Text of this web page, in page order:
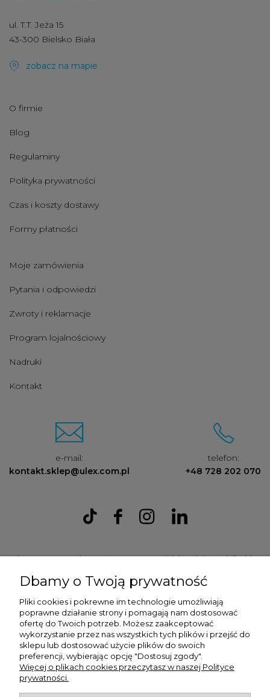
ul. T.T. Jeża 15
43-300 Bielsko Biała
zobacz na mapie
O firmie
Blog
Regulaminy
Polityka prywatności
Czas i koszty dostawy
Formy płatności
Moje zamówienia
Pytania i odpowiedzi
Zwroty i reklamacje
Program lojalnościowy
Nadruki
Kontakt
e-mail:
kontakt.sklep@ulex.com.pl
telefon:
+48 728 202 070
Ulex Sp. z O.O. , ul. T.T. Jeża 15, 43-300 Bielsko Biała, woj. śląskie,
9372470787
Dbamy o Twoją prywatność
Pliki cookies i pokrewne im technologie umożliwiają
poprawne działanie strony i pomagają nam dostosować
ofertę do Twoich potrzeb. Możesz zaakceptować
wykorzystanie przez nas wszystkich tych plików i przejść do
sklepu lub dostosować użycie plików do swoich
preferencji, wybierając opcję "Dostosuj zgody".
Więcej o plikach cookies przeczytasz w naszej Polityce
prywatności.